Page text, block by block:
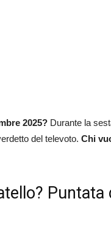
2025? Durante la
del televoto. Chi
Puntata